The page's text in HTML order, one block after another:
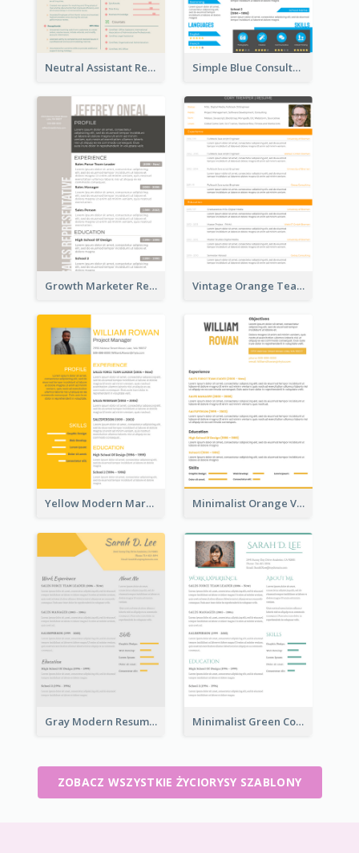
Neutral Assistant Resume Simple Blue Consultant Resume
Growth Marketer Resume Vintage Orange Teacher Resume
Yellow Modern Marketing Consultant Resume Minimalist Orange Vintage Resume
Gray Modern Resume Minimalist Green College Student Resume
ZOBACZ WSZYSTKIE ŻYCIORYSY SZABLONY